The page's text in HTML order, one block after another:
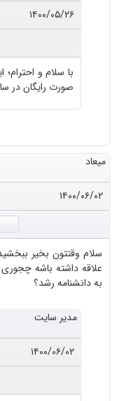
۱۴۰۰/۰۵/۲۶
با سلام و
صورت رایگان در
میعاد
۱۴۰۰/۰۶/۰۲
سلام وقتتون بخیر
علاقه داشته باشه چجوری
به دانشنامه رشد؟
مدیر سایت
۱۴۰۰/۰۶/۰۲